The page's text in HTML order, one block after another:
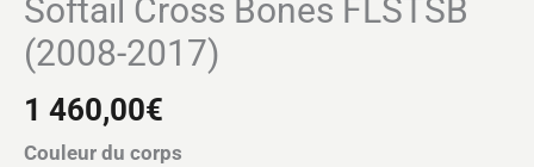
Softail Cross Bones FLSTSB
(2008-2017)
1 460,00€
Couleur du corps